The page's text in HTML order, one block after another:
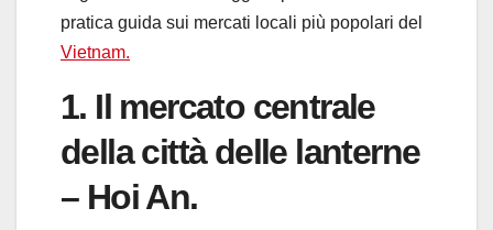
pratica guida sui mercati locali più popolari del
Vietnam.
1. Il mercato centrale
della città delle lanterne
– Hoi An.